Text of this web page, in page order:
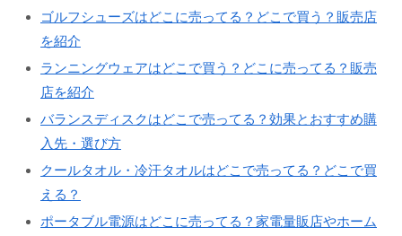
ゴルフシューズはどこに売ってる？どこで買う？販売店
を紹介
ランニングウェアはどこで買う？どこに売ってる？販売
店を紹介
バランスディスクはどこで売ってる？効果とおすすめ購
入先・選び方
クールタオル・冷汗タオルはどこで売ってる？どこで買
える？
ポータブル電源はどこに売ってる？家電量販店やホーム